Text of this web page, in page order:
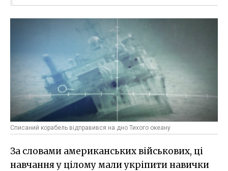
Списаний корабель відправився на дно Тихого океану
За словами американських військових, ці
навчання у цілому мали укріпити навички